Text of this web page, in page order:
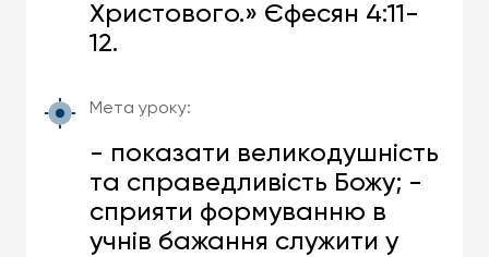
Христового.» Єфесян 4:11-
12.
Мета уроку:
- показати великодушність
та справедливість Божу; -
сприяти формуванню в
учнів бажання служити у